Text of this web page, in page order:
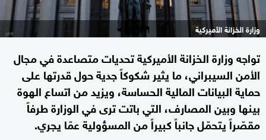
وزارة الخزانة الأميركية
تواجه وزارة الخزانة الأميركية تحديات متصاعدة في مجال
الأمن السيبراني، ما يثير شكوكاً جدية حول قدرتها على
حماية البيانات المالية الحساسة، ويزيد من اتساع الهوة
بينها وبين المصارف، التي باتت ترى في الوزارة طرفاً
مقصّراً يتحمّل جانباً كبيراً من المسؤولية عمّا يجري.